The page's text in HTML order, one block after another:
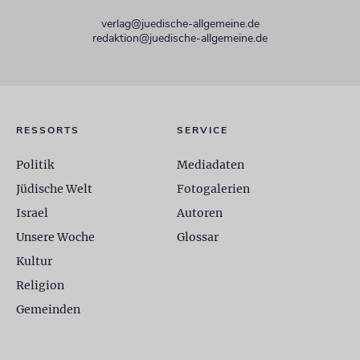
verlag@juedische-allgemeine.de
redaktion@juedische-allgemeine.de
RESSORTS
Politik
Jüdische Welt
Israel
Unsere Woche
Kultur
Religion
Gemeinden
SERVICE
Mediadaten
Fotogalerien
Autoren
Glossar